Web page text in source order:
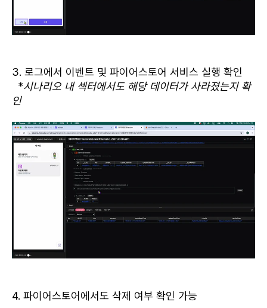
3. 로그에서 이벤트 및 파이어스토어 서비스 실행 확인
*시나리오 내 섹터에서도 해당 데이터가 사라졌는지 확
인
4. 파이어스토어에서도 삭제 여부 확인 가능